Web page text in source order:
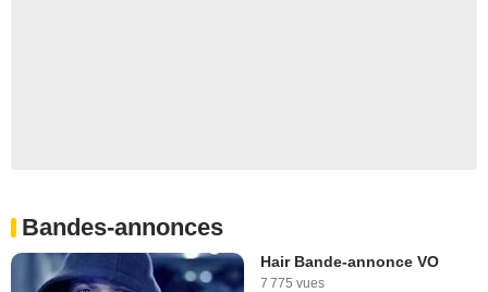
Bandes-annonces
Hair Bande-annonce VO
7 775 vues